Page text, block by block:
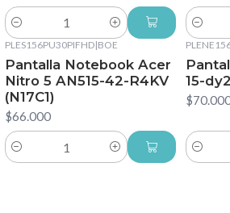
Cantidad Cantidad
PLES156PU30PIFHD|BOE
Pantalla Notebook Acer
Nitro 5 AN515-42-R4KV
(N17C1)
$66.000
Cantidad
15-
Cantidad